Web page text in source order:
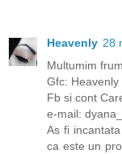
Heavenly 28
Multumim
Gfc: Heavenly
Fb si cont
e-mail:
As fi
ca este un